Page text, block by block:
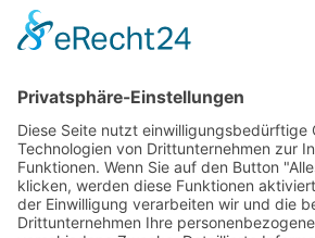
PhotonicNet:work - 1. Netzwerktreffen
Organisationsform
Partnernetze
Mitglied werden
Projekte
Veranstaltungen